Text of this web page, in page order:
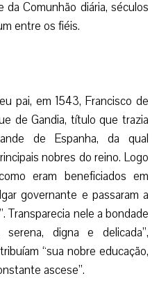
Comunhão diária, séculos
entre os fiéis.
pai, em 1543, Francisco de
de Gandia, título que trazia
de Espanha, da qual
nobres do reino. Logo
eram beneficiados em
governante e passaram a
Transparecia nele a bondade
digna e delicada”,
“sua nobre educação,
ascese”.